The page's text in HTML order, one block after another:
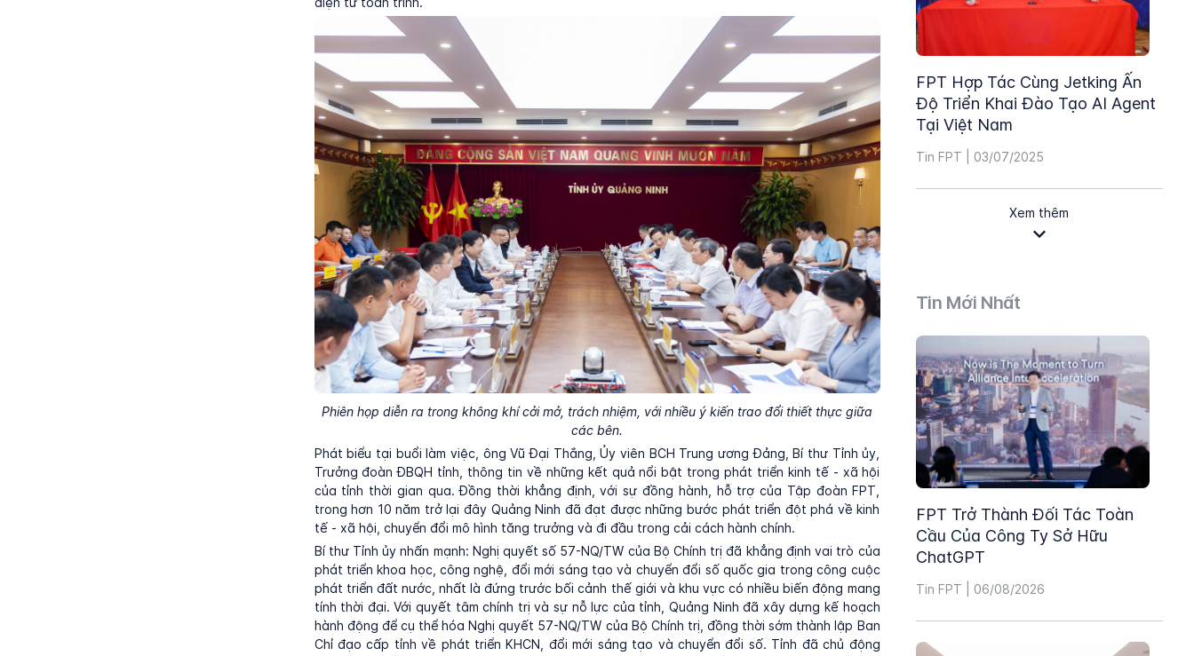
Phiên họp diễn ra trong không khí cởi mở, trách nhiệm, với nhiều ý kiến trao đổi thiết thực giữa
các bên.
Phát biểu tại buổi làm việc, ông Vũ Đại Thắng, Ủy viên BCH Trung ương Đảng, Bí thư Tỉnh ủy,
Trưởng đoàn ĐBQH tỉnh, thông tin về những kết quả nổi bật trong phát triển kinh tế - xã hội
của tỉnh thời gian qua. Đồng thời khẳng định, với sự đồng hành, hỗ trợ của Tập đoàn FPT,
trong hơn 10 năm trở lại đây Quảng Ninh đã đạt được những bước phát triển đột phá về kinh
tế - xã hội, chuyển đổi mô hình tăng trưởng và đi đầu trong cải cách hành chính.
Bí thư Tỉnh ủy nhấn mạnh: Nghị quyết số 57-NQ/TW của Bộ Chính trị đã khẳng định vai trò của
phát triển khoa học, công nghệ, đổi mới sáng tạo và chuyển đổi số quốc gia trong công cuộc
phát triển đất nước, nhất là đứng trước bối cảnh thế giới và khu vực có nhiều biến động mang
tính thời đại. Với quyết tâm chính trị và sự nỗ lực của tỉnh, Quảng Ninh đã xây dựng kế hoạch
hành động để cụ thể hóa Nghị quyết 57-NQ/TW của Bộ Chính trị, đồng thời sớm thành lập Ban
Chỉ đạo cấp tỉnh về phát triển KHCN, đổi mới sáng tạo và chuyển đổi số. Tỉnh đã chủ động
FPT Hợp Tác Cùng Jetking Ấn
Độ Triển Khai Đào Tạo AI Agent
Tại Việt Nam
Tin FPT | 03/07/2025
Xem thêm
Tin Mới Nhất
FPT Trở Thành Đối Tác Toàn
Cầu Của Công Ty Sở Hữu
ChatGPT
Tin FPT | 06/08/2026